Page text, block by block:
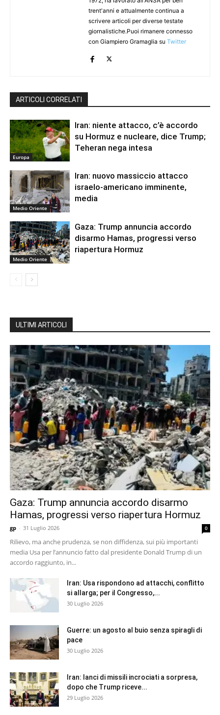
trent'anni e attualmente continua a
scrivere articoli per diverse testate
giornalistiche.Puoi rimanere connesso
con Giampiero Gramaglia su Twitter
ARTICOLI CORRELATI
Europa
Iran: niente attacco, c’è accordo
su Hormuz e nucleare, dice Trump;
Teheran nega intesa
Medio Oriente
Iran: nuovo massiccio attacco
israelo-americano imminente,
media
Medio Oriente
Gaza: Trump annuncia accordo
disarmo Hamas, progressi verso
riapertura Hormuz
ULTIMI ARTICOLI
Gaza: Trump annuncia accordo disarmo
Hamas, progressi verso riapertura Hormuz
gp - 31 Luglio 2026 0
Rilievo, ma anche prudenza, se non diffidenza, sui più importanti
media Usa per l’annuncio fatto dal presidente Donald Trump di un
accordo raggiunto, in...
Iran: Usa rispondono ad attacchi, conflitto
si allarga; per il Congresso,...
30 Luglio 2026
Guerre: un agosto al buio senza spiragli di
pace
30 Luglio 2026
Iran: lanci di missili incrociati a sorpresa,
dopo che Trump riceve...
29 Luglio 2026